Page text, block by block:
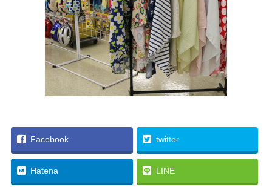
Facebook twitter
Hatena LINE